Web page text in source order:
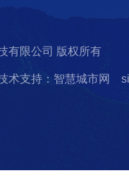
有限公司 版权所有
术支持：智慧城市网